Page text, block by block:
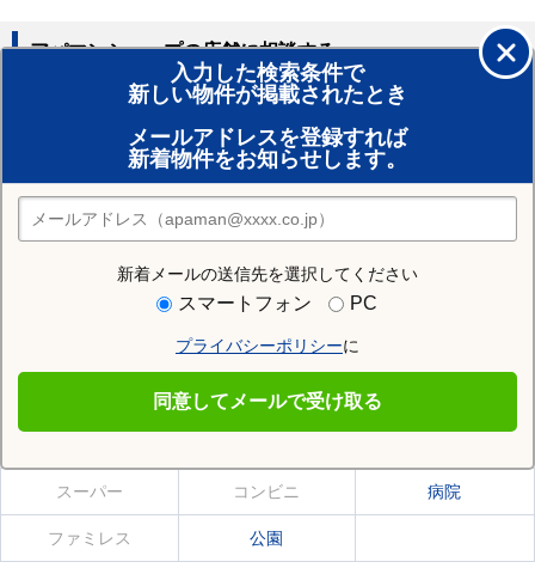
入力した検索条件で
新しい物件が掲載されたとき
メールアドレスを登録すれば
新着物件をお知らせします。
新着メールの送信先を選択してください
スマートフォン PC
プライバシーポリシーに
同意してメールで受け取る
アパマンショップの店舗に相談する
賃貸のプロがお部屋探し！
おまかせ物件リクエスト
住みたい街の店舗を探す
店舗検索
住む街研究所で西小倉駅の情報を見る
西小倉駅の施設一覧
スーパー コンビニ 病院
ファミレス 公園